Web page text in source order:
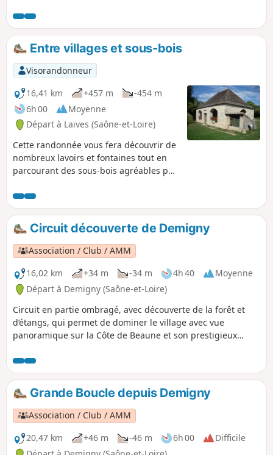
d'attention pour ne pas s'égarer sur les nombreux chemins
de traverse du secteur.
Entre villages et sous-bois
Visorandonneur
16,41 km
+457 m
-454 m
6h 00
Moyenne
Départ à Laives (Saône-et-Loire)
Cette randonnée vous fera découvrir de
nombreux lavoirs et fontaines tout en
parcourant des sous-bois agréables par
Chemin des Moines. Amoureux des
belles pierres et bâtisses, vous devriez
être comblés. Après la randonnée, vous
pourrez profiter des lacs de Laives ou de
la visite de L'Abbaye de la Ferté.
Circuit découverte de Demigny
Association / Club / AMM
16,02 km
+34 m -34 m 4h 40
Moyenne
Départ à Demigny (Saône-et-Loire)
Circuit en partie ombragé, avec découverte de la forêt et
d’étangs, qui permet de dominer le village avec vue
panoramique sur la Côte de Beaune et son prestigieux
Grande Boucle depuis Demigny
Association / Club / AMM
20,47 km
+46 m -46 m 6h 00
Difficile